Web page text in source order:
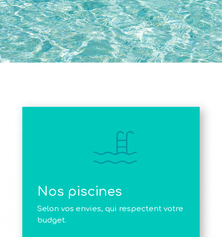
Nos piscines
Selon vos envies, qui respectent votre
budget.